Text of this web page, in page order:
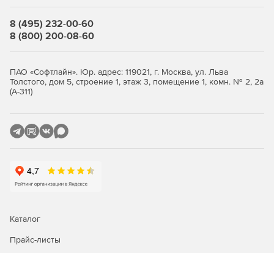
Окно «Локальная смета»
Переключение метода расчета: базисно-индексный,
Задание и редактирование формул расчета объема и
стоимости.
Пересчет сметы и акта из справочников.
Окно «Акт выполненных работ»
8 (495) 232-00-60
8 (800) 200-08-60
ПАО «Софтлайн». Юр. адрес: 119021, г. Москва, ул. Льва
Толстого, дом 5, строение 1, этаж 3, помещение 1, комн. № 2, 2а
(А-311)
Каталог
Прайс-листы